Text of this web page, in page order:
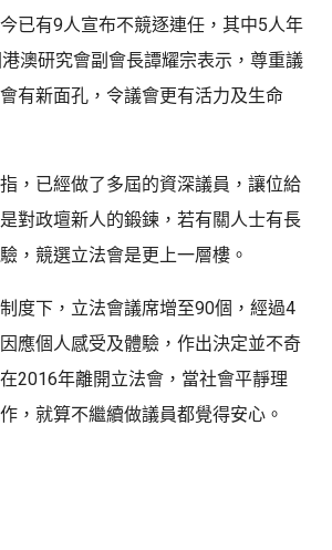
已有9人宣布不競逐連任，其中5人年
澳研究會副會長譚耀宗表示，尊重議
有新面孔，令議會更有活力及生命
，已經做了多屆的資深議員，讓位給
對政壇新人的鍛鍊，若有關人士有長
，競選立法會是更上一層樓。
度下，立法會議席增至90個，經過4
應個人感受及體驗，作出決定並不奇
2016年離開立法會，當社會平靜理
，就算不繼續做議員都覺得安心。